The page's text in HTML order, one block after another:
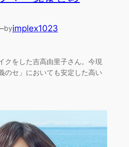
byimplex1023
クをした吉高由里子さん。今現
のセ」においても安定した高い